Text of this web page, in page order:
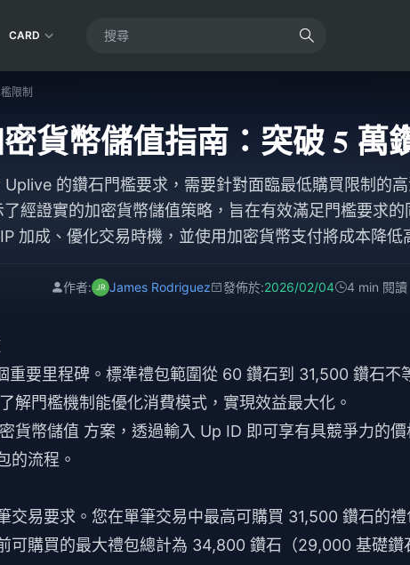
CARD
限制
貨幣儲值指南：突破 5 萬
的鑽石門檻要求，需要針對面臨最低購買限制的
經證實的加密貨幣儲值策略，旨在有效滿足門檻要求的
加成、優化交易時機，並使用加密貨幣支付將成本降低
作者: James Rodriguez 發佈於:2026/02/04 4 min 閱讀
重要里程碑。標準禮包範圍從 60 鑽石到 31,500 鑽石不
解門檻機制能優化消費模式，實現效益最大化。
貨幣儲值 方案，透過輸入 Up ID 即可享有具競爭力的
的流程。
交易要求。您在單筆交易中最高可購買 31,500 鑽石的禮
可購買的最大禮包總計為 34,800 鑽石（29,000 基礎鑽